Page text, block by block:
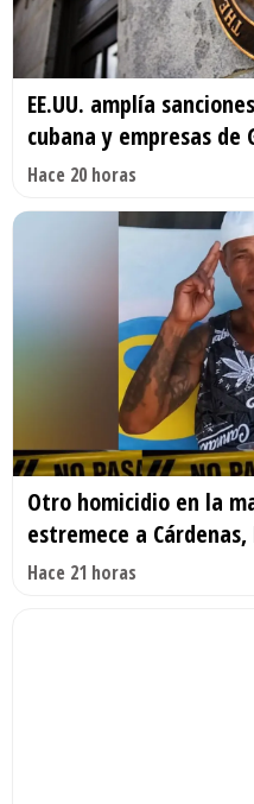
EE.UU. amplía
cubana y empresas de
Hace 20 horas
Otro homicidio en la
estremece a
Hace 21 horas